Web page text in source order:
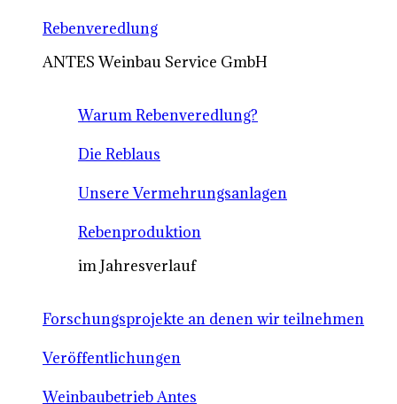
Rebenveredlung
ANTES Weinbau Service GmbH
Warum Rebenveredlung?
Die Reblaus
Unsere Vermehrungsanlagen
Rebenproduktion
im Jahresverlauf
Forschungsprojekte an denen wir teilnehmen
Veröffentlichungen
Weinbaubetrieb Antes